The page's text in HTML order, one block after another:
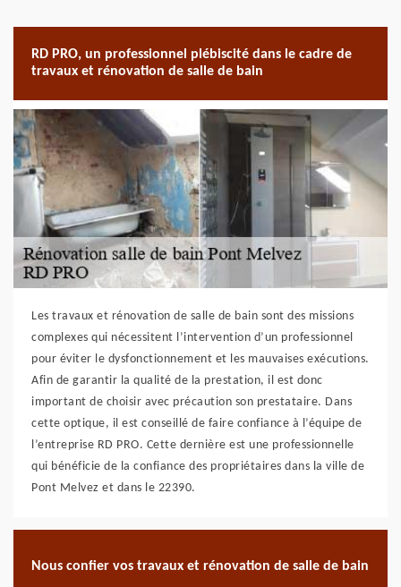
RD PRO, un professionnel plébiscité dans le cadre de
travaux et rénovation de salle de bain
Les travaux et rénovation de salle de bain sont des missions
complexes qui nécessitent l’intervention d’un professionnel
pour éviter le dysfonctionnement et les mauvaises exécutions.
Afin de garantir la qualité de la prestation, il est donc
important de choisir avec précaution son prestataire. Dans
cette optique, il est conseillé de faire confiance à l’équipe de
l’entreprise RD PRO. Cette dernière est une professionnelle
qui bénéficie de la confiance des propriétaires dans la ville de
Pont Melvez et dans le 22390.
Nous confier vos travaux et rénovation de salle de bain